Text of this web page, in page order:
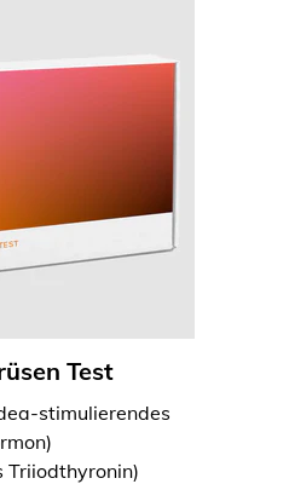
Test
stimulierendes
Triiodthyronin)